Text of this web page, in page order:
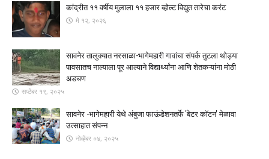
कांद्रीत ११ वर्षीय मुलाला ११ हजार व्होल्ट विद्युत तारेचा करंट
मे १२, २०२६
सावनेर तालुक्यात नरसाळा-भागेमहारी गावांचा संपर्क तुटला ​थोड्या
पावसातच नाल्याला पूर आल्याने विद्यार्थ्यांना आणि शेतकऱ्यांना मोठी
अडचण
सप्टेंबर १९, २०२५
सावनेर -भागेमहारी येथे अंबुजा फाऊंडेशनतर्फे 'बेटर कॉटन' मेळावा
उत्साहात संपन्न
नोव्हेंबर ०४, २०२५